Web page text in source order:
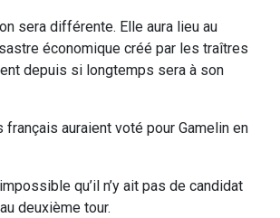
sera différente. Elle aura lieu au
économique créé par les traîtres
depuis si longtemps sera à son
français auraient voté pour Gamelin en
qu’il n’y ait pas de candidat
deuxième tour.